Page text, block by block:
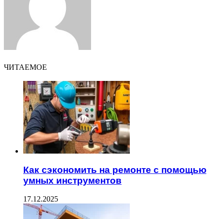
ЧИТАЕМОЕ
Как сэкономить на ремонте с помощью
умных инструментов
17.12.2025